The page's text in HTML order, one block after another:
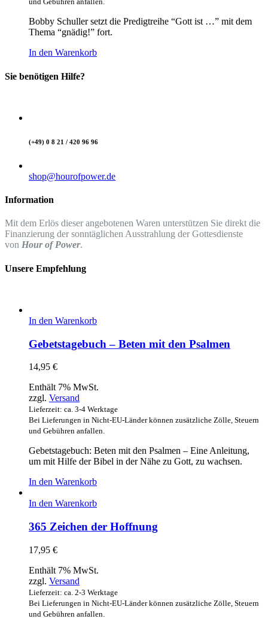
Bobby Schuller setzt die Predigtreihe “Gott ist …” mit dem
Thema “gnädig!” fort.
In den Warenkorb
Sie benötigen Hilfe?
(+49) 0 8 21 / 420 96 96
shop@hourofpower.de
Information
Mit dem Erlös dieser angebotenen Waren unterstützen Sie direkt die
Finanzierung der sonntäglichen Ausstrahlung der Gottesdienste
von Hour of Power.
Unsere Empfehlung
In den Warenkorb
Gebetstagebuch – Beten mit den Psalmen
14,95 €
Enthält 7% MwSt.
zzgl. Versand
Lieferzeit: ca. 3-4 Werktage
Bei Lieferungen in Nicht-EU-Länder können zusätzliche Zölle, Steuern
und Gebühren anfallen.
Gebetstagebuch: Beten mit den Psalmen – Eine Anleitung,
um mit Hilfe der Bibel in der Nähe zu Gott, zu wachsen.
In den Warenkorb
In den Warenkorb
365 Zeichen der Hoffnung
17,95 €
Enthält 7% MwSt.
zzgl. Versand
Lieferzeit: ca. 2-3 Werktage
Bei Lieferungen in Nicht-EU-Länder können zusätzliche Zölle, Steuern
und Gebühren anfallen.